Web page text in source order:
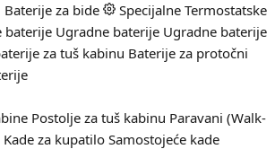
Baterije za bide Specijalne Termostatske
baterije Ugradne baterije Ugradne baterije
za tuš kabinu Baterije za protočni
Postolje za tuš kabinu Paravani (Walk-
Kade za kupatilo Samostojeće kade